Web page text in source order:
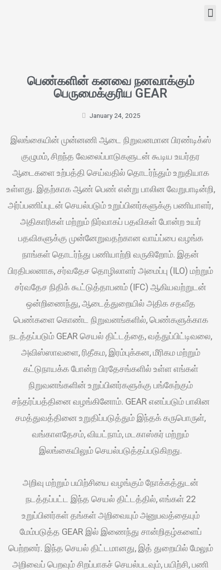
பெண்களின் கனவை நனவாக்கும்
பெருமைக்குரிய GEAR
January 24, 2025
இலங்கையின் முன்னணி ஆடை நிறுவனமான பிரண்டிக்ஸ்
குழுமம், சிறந்த வேலைப்பாடுகளுடன் கூடிய உயர்தர
ஆடைகளை உற்பத்தி செய்வதில் தொடர்ந்தும் உறுதியாக
உள்ளது. இதற்காக ஆண் பெண் என்று பாலின வேறுபாடின்றி,
அர்ப்பணிப்புடன் செயல்படும் உறுப்பினர்களுக்கு பணியாளர்,
அதிகாரிகள் மற்றும் நிர்வாகப் பதவிகள் போன்ற உயர்
பதவிகளுக்கு முன்னேறுவதற்கான வாய்ப்பை வழங்க
நாங்கள் தொடர்ந்து பணியாற்றி வருகிறோம். இதன்
பிரதிபலனாக, சர்வதேச தொழிலாளர் அமைப்பு (ILO) மற்றும்
சர்வதேச நிதிக் கூட்டுத்தாபனம் (IFC) ஆகியவற்றுடன்
ஒன்றிணைந்து, ஆடைத்துறையில் அதிக சதவீத
பெண்களை கொண்ட நிறுவனங்களில், பெண்களுக்காக
நடத்தப்படும் GEAR செயல் திட்டத்தை, வத்துப்பிட்டிவலை,
அவிஸ்ஸாவளை, ரிதீகம, இரம்புக்கன, மீரிகம மற்றும்
கட்டுநாயக்க போன்ற பிரதேசங்களில் உள்ள எங்கள்
நிறுவனங்களின் உறுப்பினர்களுக்கு பங்கேற்கும்
சந்தர்ப்பத்தினை வழங்கினோம். GEAR எனப்படும் பாலின
சமத்துவத்தினை உறுதிப்படுத்தும் இந்தக் கருபொருள்,
வங்காளதேசம், வியட்நாம், மடகாஸ்கர் மற்றும்
இலங்கையிலும் செயல்படுத்தப்படுகிறது.
அறிவு மற்றும் பயிற்சியை வழங்கும் நோக்கத்துடன்
நடத்தப்பட்ட இந்த செயல் திட்டத்தில், எங்கள் 22
உறுப்பினர்கள் தங்கள் அறிவையும் அனுபவத்தையும்
மேம்படுத்த GEAR இல் இணைந்து சான்றிதழ்களைப்
பெற்றனர். இந்த செயல் திட்டமானது, இத் துறையில் மேலும்
அறிவைப் பெறவும் சிறப்பாகச் செயல்படவும், பயிற்சி, பணி